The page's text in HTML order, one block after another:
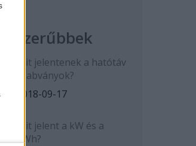
Mit jelentenek a hatótáv
szabványok?
2018-09-17
Mit jelent a kW és a
kWh?